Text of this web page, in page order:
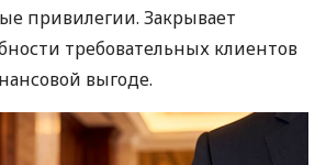
привилегии. Закрывает
требовательных клиентов
выгоде.